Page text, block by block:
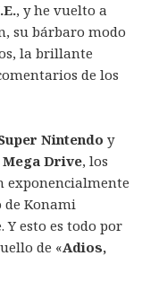
, y he vuelto a
su bárbaro modo
la brillante
de los
Nintendo y
Mega Drive, los
exponencialmente
de Konami
Y esto es todo por
de «Adios,